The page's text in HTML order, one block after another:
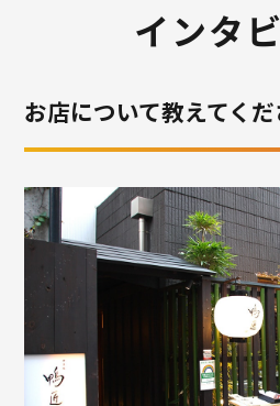
インタ
お店について教えてくだ